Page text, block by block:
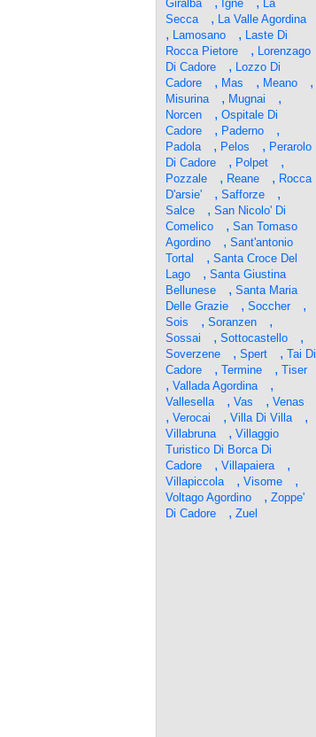
Giralba Igne
La
Secca
, La Valle Agordina
, Lamosano , Laste Di
Rocca Pietore
, Lorenzago
Di Cadore
, Lozzo Di
Cadore
, Mas , Meano ,
Misurina , Mugnai ,
Norcen , Ospitale Di
Cadore
, Paderno ,
Padola , Pelos , Perarolo
Di Cadore
, Polpet ,
Pozzale , Reane , Rocca
D'arsie'
, Safforze ,
Salce , San Nicolo' Di
Comelico
, San Tomaso
Agordino
, Sant'antonio
Tortal
, Santa Croce Del
Lago
, Santa Giustina
Bellunese
, Santa Maria
Delle Grazie
, Soccher ,
Sois , Soranzen ,
Sossai , Sottocastello ,
Soverzene , Spert , Tai Di
Cadore
, Termine , Tiser
, Vallada Agordina ,
Vallesella , Vas , Venas
, Verocai , Villa Di Villa ,
Villabruna , Villaggio
Turistico Di Borca Di
Cadore
, Villapaiera ,
Villapiccola , Visome ,
Voltago Agordino , Zoppe'
Di Cadore
, Zuel